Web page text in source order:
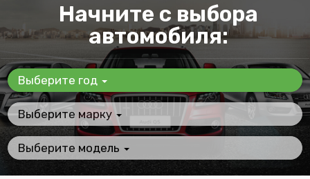
Начните с выбора
автомобиля:
Выберите год
Выберите марку
Выберите модель